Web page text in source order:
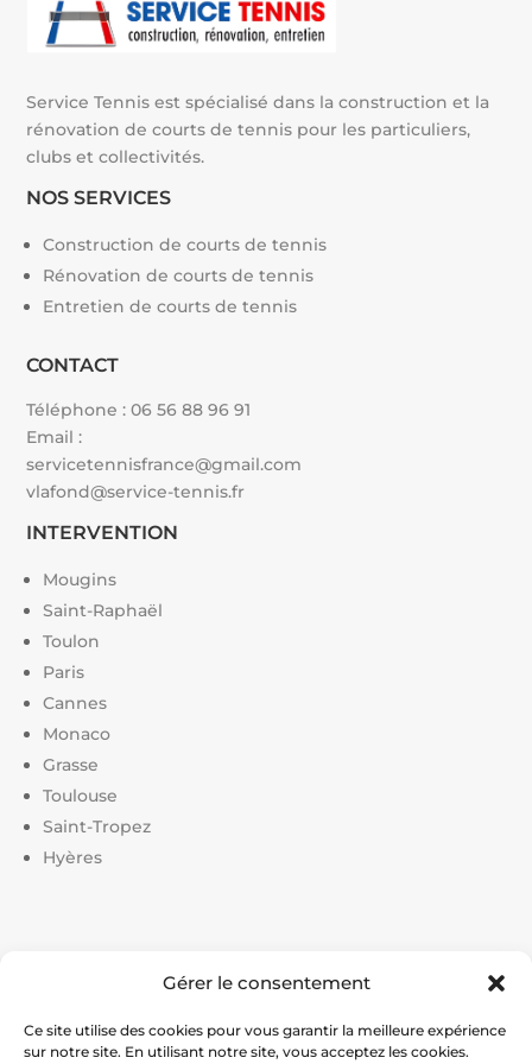
Gérer le consentement
Ce site utilise des cookies pour vous garantir la meilleure expérience
sur notre site. En utilisant notre site, vous acceptez les cookies.
Service Tennis est spécialisé dans la construction et la
rénovation de courts de tennis pour les particuliers,
clubs et collectivités.
NOS SERVICES
Construction de courts de tennis
Rénovation de courts de tennis
Entretien de courts de tennis
CONTACT
Téléphone :06 56 88 96 91
Email :
servicetennisfrance@gmail.com
vlafond@service-tennis.fr
INTERVENTION
Mougins
Saint-Raphaël
Toulon
Paris
Cannes
Monaco
Grasse
Toulouse
Saint-Tropez
Hyères
Liens utiles :
tennis|Prix construction terrain de tennis|Devis
construction terrain de pickleball|Prix construction